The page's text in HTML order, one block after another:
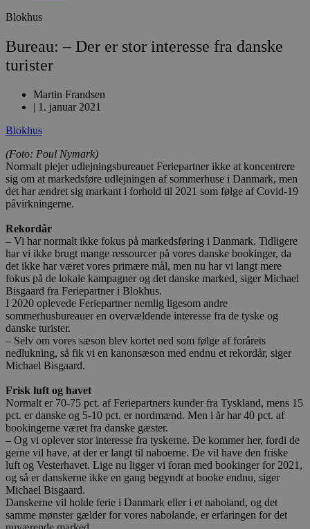
Blokhus
Bureau: – Der er stor interesse fra danske
turister
Martin Frandsen
| 1. januar 2021
Blokhus
(Foto: Poul Nymark)
Normalt plejer udlejningsbureauet Feriepartner ikke at koncentrere
sig om at markedsføre udlejningen af sommerhuse i Danmark, men
det har ændret sig markant i forhold til 2021 som følge af Covid-19
påvirkningerne.
Rekordår
– Vi har normalt ikke fokus på markedsføring i Danmark. Tidligere
har vi ikke brugt mange ressourcer på vores danske bookinger, da
det ikke har været vores primære mål, men nu har vi langt mere
fokus på de lokale kampagner og det danske marked, siger Michael
Bisgaard fra Feriepartner i Blokhus.
I 2020 oplevede Feriepartner nemlig ligesom andre
sommerhusbureauer en overvældende interesse fra de tyske og
danske turister.
– Selv om vores sæson blev kortet ned som følge af forårets
nedlukning, så fik vi en kanonsæson med endnu et rekordår, siger
Michael Bisgaard.
Frisk luft og havet
Normalt er 70-75 pct. af Feriepartners kunder fra Tyskland, mens 15
pct. er danske og 5-10 pct. er nordmænd. Men i år har 40 pct. af
bookingerne været fra danske gæster.
– Og vi oplever stor interesse fra tyskerne. De kommer her, fordi de
gerne vil have, at der er langt til naboerne. De vil have den friske
luft og Vesterhavet. Lige nu ligger vi foran med bookinger for 2021,
og så er danskerne ikke en gang begyndt at booke endnu, siger
Michael Bisgaard.
Danskerne vil holde ferie i Danmark eller i et naboland, og det
samme mønster gælder for vores nabolande, er erfaringen for det